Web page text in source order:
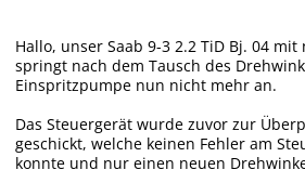
Hallo, unser Saab 9-3 2.2 TiD Bj. 04 mit
springt nach dem Tausch des
Einspritzpumpe nun nicht mehr an.
Das Steuergerät wurde zuvor zur
geschickt, welche keinen Fehler am
konnte und nur einen neuen